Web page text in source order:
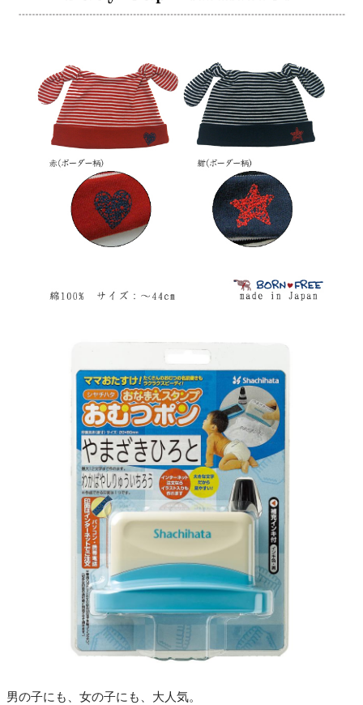
男の子にも、女の子にも、大人気。